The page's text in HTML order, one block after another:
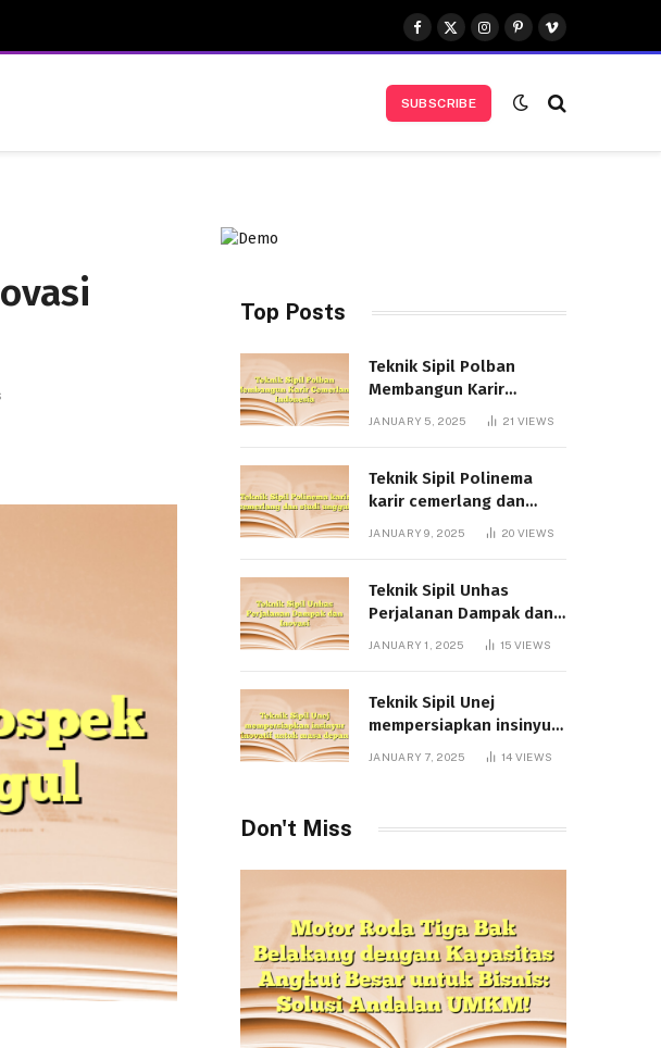
Facebook
X
(Twitter)
Instagram
Pinterest
Vimeo
SUBSCRIBE
Top Posts
Teknik Sipil Polban
Membangun Karir
Cemerlang Indonesia
JANUARY 5, 2025 21 VIEWS
Teknik Sipil Polinema
karir cemerlang dan
JANUARY 9, 2025 20 VIEWS
Teknik Sipil Unhas
Perjalanan Dampak dan
JANUARY 1, 2025 15 VIEWS
Teknik Sipil Unej
mempersiapkan insinyur
inovatif untuk masa
JANUARY 7, 2025 14 VIEWS
Don't Miss